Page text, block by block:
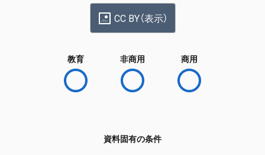
CC BY（表示）
教育 非商用 商用
資料固有の条件